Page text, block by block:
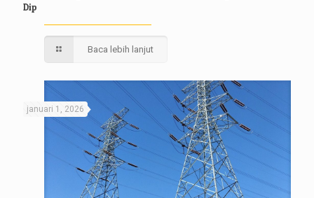
Dip
Baca lebih lanjut
januari 1, 2026